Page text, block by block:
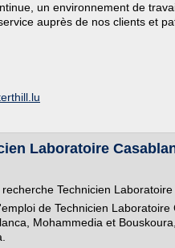
un environnement de
auprès de nos clients et
Laboratoire
Technicien
de Technicien
Mohammedia et